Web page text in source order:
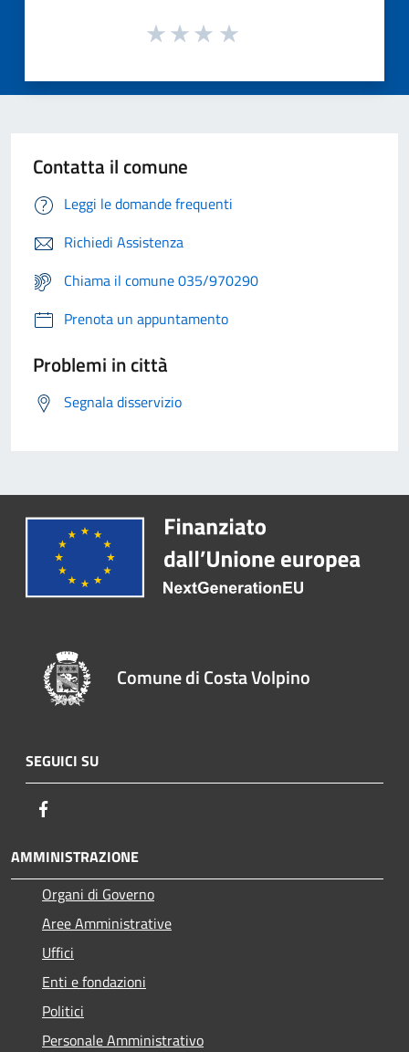
Contatta il comune
Leggi le domande frequenti
Richiedi Assistenza
Chiama il comune 035/970290
Prenota un appuntamento
Problemi in città
Segnala disservizio
Comune di Costa Volpino
SEGUICI SU
AMMINISTRAZIONE
Organi di Governo
Aree Amministrative
Uffici
Enti e fondazioni
Politici
Personale Amministrativo